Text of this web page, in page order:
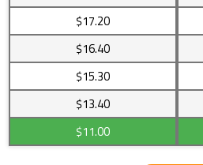
$17.20
$16.40
$15.30
$13.40
$11.00